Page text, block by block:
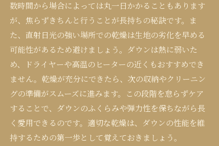
数時間から場合によっては丸一日かかることもあります
が、焦らずきちんと行うことが長持ちの秘訣です。ま
た、直射日光の強い場所での乾燥は生地の劣化を早める
可能性があるため避けましょう。ダウンは熱に弱いた
め、ドライヤーや高温のヒーターの近くもおすすめでき
ません。乾燥が充分にできたら、次の収納やクリーニン
グの準備がスムーズに進みます。この段階を怠らずケア
することで、ダウンのふくらみや弾力性を保ちながら長
く愛用できるのです。適切な乾燥は、ダウンの性能を維
持するための第一歩として覚えておきましょう。